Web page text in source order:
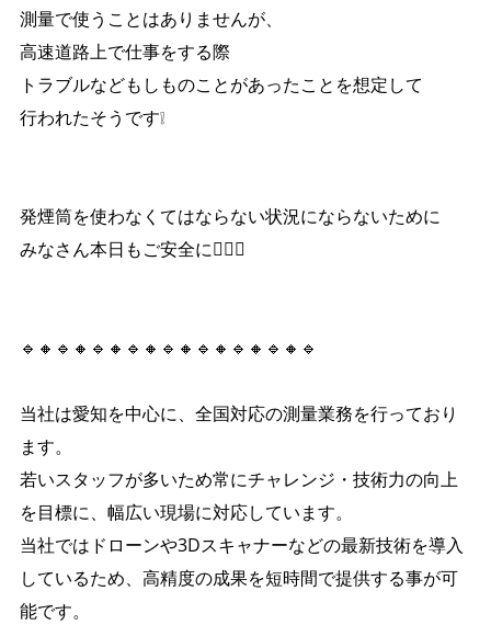
測量で使うことはありませんが、
高速道路上で仕事をする際
トラブルなどもしものことがあったことを想定して
行われたそうです❕
発煙筒を使わなくてはならない状況にならないために
みなさん本日もご安全に👷🏻‍♂️
🔹🔸🔹🔸🔹🔸🔹🔸🔹🔸🔹🔸🔹🔸🔹🔸🔹
当社は愛知を中心に、全国対応の測量業務を行っており
ます。
若いスタッフが多いため常にチャレンジ・技術力の向上
を目標に、幅広い現場に対応しています。
当社ではドローンや3Dスキャナーなどの最新技術を導入
しているため、高精度の成果を短時間で提供する事が可
能です。